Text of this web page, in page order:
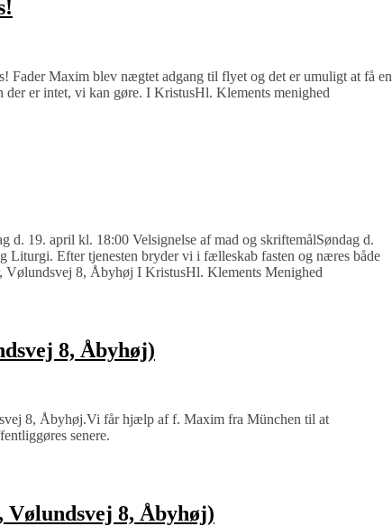
Fader Maxim blev nægtet adgang til flyet og det er umuligt at få en
er intet, vi kan gøre. I KristusHl. Klements menighed
19. april kl. 18:00 Velsignelse af mad og skriftemålSøndag d.
Liturgi. Efter tjenesten bryder vi i fælleskab fasten og næres både
Vølundsvej 8, Åbyhøj I KristusHl. Klements Menighed
8, Åbyhøj)
8, Åbyhøj.Vi får hjælp af f. Maxim fra München til at
senere.
Vølundsvej 8, Åbyhøj)